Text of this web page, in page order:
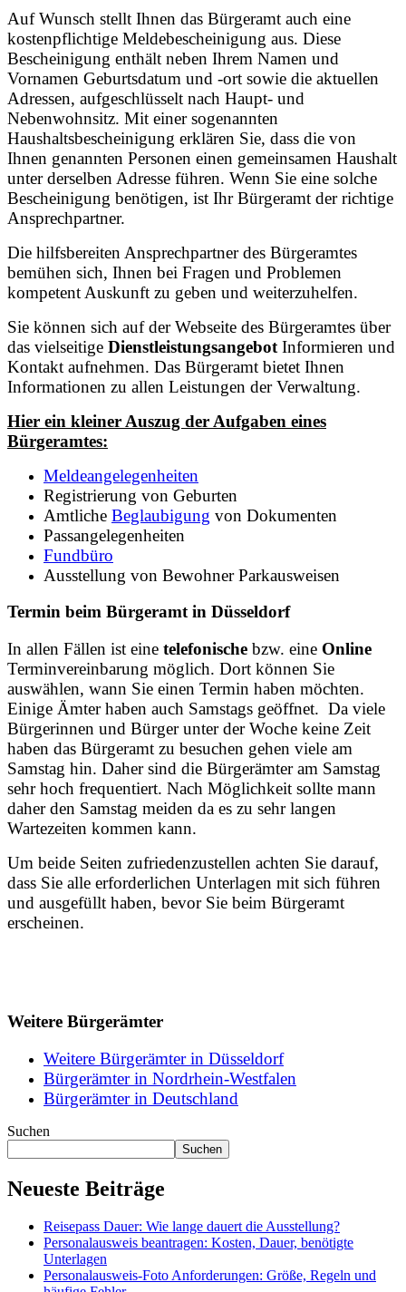
Auf Wunsch stellt Ihnen das Bürgeramt auch eine
kostenpflichtige Meldebescheinigung aus. Diese
Bescheinigung enthält neben Ihrem Namen und
Vornamen Geburtsdatum und -ort sowie die aktuellen
Adressen, aufgeschlüsselt nach Haupt- und
Nebenwohnsitz. Mit einer sogenannten
Haushaltsbescheinigung erklären Sie, dass die von
Ihnen genannten Personen einen gemeinsamen Haushalt
unter derselben Adresse führen. Wenn Sie eine solche
Bescheinigung benötigen, ist Ihr Bürgeramt der richtige
Ansprechpartner.
Die hilfsbereiten Ansprechpartner des Bürgeramtes
bemühen sich, Ihnen bei Fragen und Problemen
kompetent Auskunft zu geben und weiterzuhelfen.
Sie können sich auf der Webseite des Bürgeramtes über
das vielseitige Dienstleistungsangebot Informieren und
Kontakt aufnehmen. Das Bürgeramt bietet Ihnen
Informationen zu allen Leistungen der Verwaltung.
Hier ein kleiner Auszug der Aufgaben eines
Bürgeramtes:
Meldeangelegenheiten
Registrierung von Geburten
Amtliche Beglaubigung von Dokumenten
Passangelegenheiten
Fundbüro
Ausstellung von Bewohner Parkausweisen
Termin beim Bürgeramt in Düsseldorf
In allen Fällen ist eine telefonische bzw. eine Online
Terminvereinbarung möglich. Dort können Sie
auswählen, wann Sie einen Termin haben möchten.
Einige Ämter haben auch Samstags geöffnet. Da viele
Bürgerinnen und Bürger unter der Woche keine Zeit
haben das Bürgeramt zu besuchen gehen viele am
Samstag hin. Daher sind die Bürgerämter am Samstag
sehr hoch frequentiert. Nach Möglichkeit sollte mann
daher den Samstag meiden da es zu sehr langen
Wartezeiten kommen kann.
Um beide Seiten zufriedenzustellen achten Sie darauf,
dass Sie alle erforderlichen Unterlagen mit sich führen
und ausgefüllt haben, bevor Sie beim Bürgeramt
erscheinen.
Weitere Bürgerämter
Weitere Bürgerämter in Düsseldorf
Bürgerämter in Nordrhein-Westfalen
Bürgerämter in Deutschland
Suchen
Suchen
Neueste Beiträge
Reisepass Dauer: Wie lange dauert die Ausstellung?
Personalausweis beantragen: Kosten, Dauer, benötigte
Unterlagen
Personalausweis-Foto Anforderungen: Größe, Regeln und